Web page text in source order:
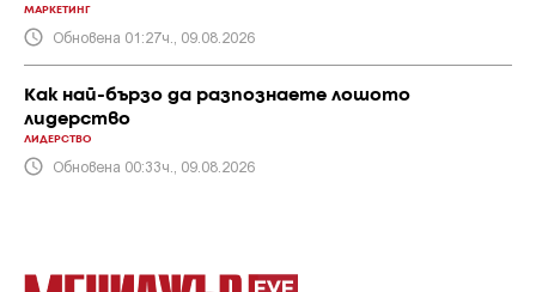
МАРКЕТИНГ
Обновена 01:27ч., 09.08.2026
Как най-бързо да разпознаете лошото
лидерство
ЛИДЕРСТВО
Обновена 00:33ч., 09.08.2026